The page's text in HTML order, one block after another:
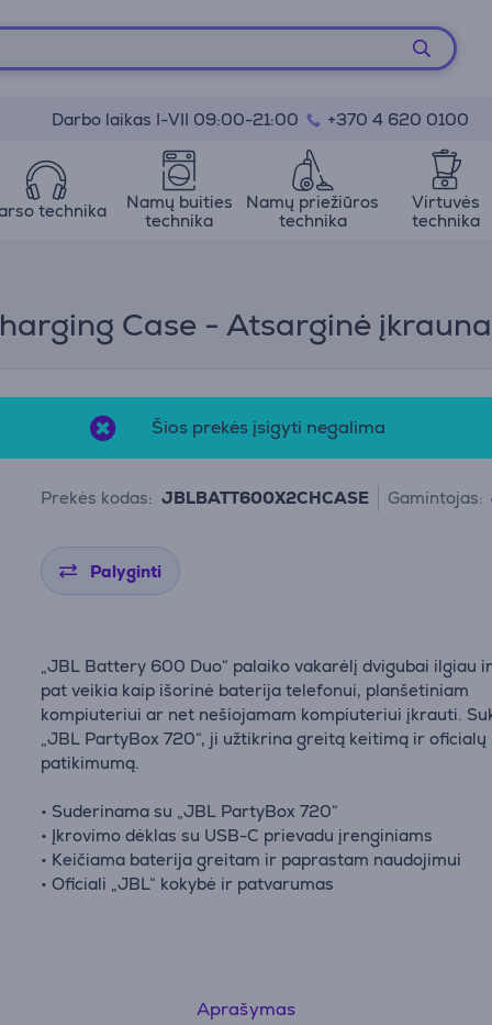
Darbo laikas I-VII 09:00-21:00 +370 4 620 0100
technika
Namų buities
technika
Namų priežiūros
technika
Virtuvės
technika
Case - Atsarginė
Šios prekės įsigyti negalima
Prekės kodas: JBLBATT600X2CHCASE Gamintojas:
Palyginti
„JBL Battery 600 Duo“ palaiko vakarėlį dvigubai ilgiau
pat veikia kaip išorinė baterija telefonui, planšetiniam
kompiuteriui ar net nešiojamam kompiuteriui įkrauti.
„JBL PartyBox 720“, ji užtikrina greitą keitimą ir oficialų
patikimumą.
• Suderinama su „JBL PartyBox 720“
• Įkrovimo dėklas su USB-C prievadu įrenginiams
• Keičiama baterija greitam ir paprastam naudojimui
• Oficiali „JBL“ kokybė ir patvarumas
Aprašymas